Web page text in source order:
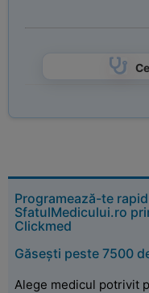
Programează-te
SfatulMedicului.ro
Clickmed
Găsești peste 7500
Alege medicul potrivit